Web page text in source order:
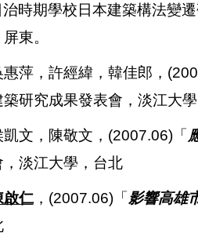
時期學校日本建築構法變
東。
惠萍，許經緯，韓佳郎，
築研究成果發表會，淡江大
凱文，陳敬文，(2007.06)「
，淡江大學，台北
啟仁，(2007.06)「影響高雄